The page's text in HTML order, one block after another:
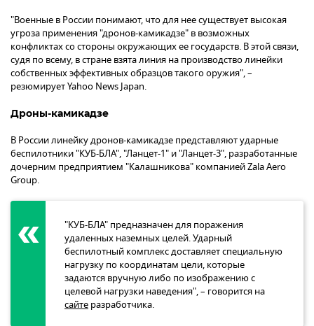
"Военные в России понимают, что для нее существует высокая
угроза применения "дронов-камикадзе" в возможных
конфликтах со стороны окружающих ее государств. В этой связи,
судя по всему, в стране взята линия на производство линейки
собственных эффективных образцов такого оружия", –
резюмирует Yahoo News Japan.
Дроны-камикадзе
В России линейку дронов-камикадзе представляют ударные
беспилотники "КУБ-БЛА", "Ланцет-1" и "Ланцет-3", разработанные
дочерним предприятием "Калашникова" компанией Zala Aero
Group.
"КУБ-БЛА" предназначен для поражения
удаленных наземных целей. Ударный
беспилотный комплекс доставляет специальную
нагрузку по координатам цели, которые
задаются вручную либо по изображению с
целевой нагрузки наведения", – говорится на
сайте разработчика.